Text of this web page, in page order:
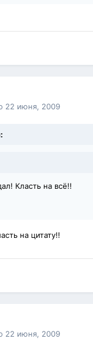
22 июня, 2009
Класть на всё!!
на цитату!!
22 июня, 2009